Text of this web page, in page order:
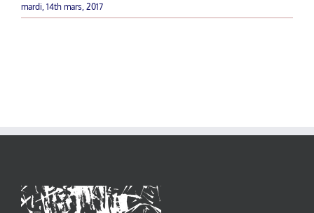
mardi, 14th mars, 2017